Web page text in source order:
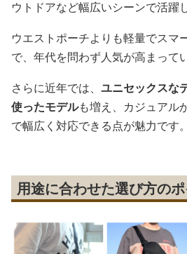
ウトドアなど幅広いシーンで活躍
ウエストポーチよりも軽量でスマ
で、年代を問わず人気が高まって
さらに近年では、 ユニセックスな
使ったモデルも増え、カジュアル
で幅広く対応できる点が魅力です。
用途に合わせた選び方のポ